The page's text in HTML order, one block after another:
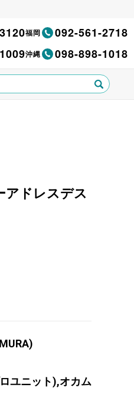
福岡 092-561-2718
沖縄 098-898-1018
アドレスデス
ユニット),オカム